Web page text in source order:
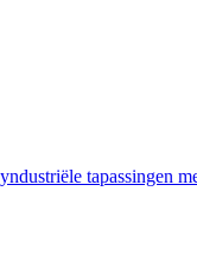
tapassingen